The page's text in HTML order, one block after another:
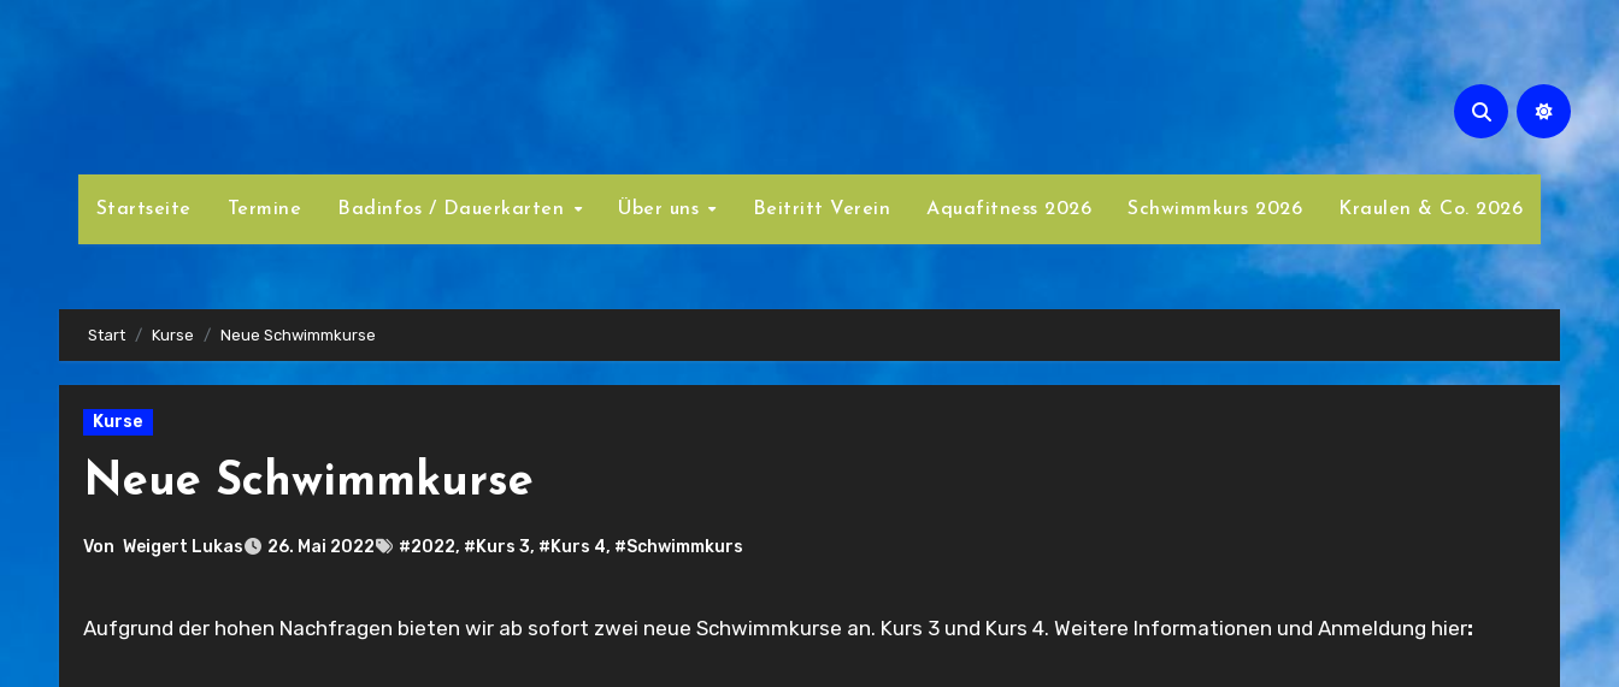
Startseite Termine Badinfos / Dauerkarten Über uns Beitritt Verein Aquafitness 2026 Schwimmkurs 2026 Kraulen & Co. 2026
Start Kurse Neue Schwimmkurse
Kurse
Neue Schwimmkurse
Von Weigert Lukas 26. Mai 2022 #2022, #Kurs 3, #Kurs 4, #Schwimmkurs
Aufgrund der hohen Nachfragen bieten wir ab sofort zwei neue Schwimmkurse an. Kurs 3 und Kurs 4. Weitere Informationen und Anmeldung hier: